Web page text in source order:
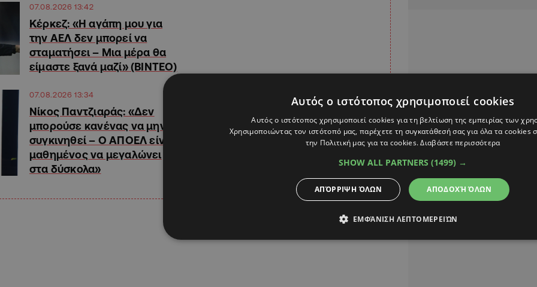
07.08.2026 13:42
Κέρκεζ: «Η αγάπη μου για
την ΑΕΛ δεν μπορεί να
σταματήσει – Μια μέρα θα
είμαστε ξανά μαζί» (ΒΙΝΤΕΟ)
07.08.2026 13:34
Νίκος Παντζιαράς: «Δεν
μπορούσε κανένας να μην
συγκινηθεί – Ο ΑΠΟΕΛ είναι
μαθημένος να μεγαλώνει
στα δύσκολα»
Αυτός ο ιστότοπος χρησιμοποιεί cookies
Αυτός ο ιστότοπος χρησιμοποιεί cookies για τη βελτίωση της εμπειρίας των
Χρησιμοποιώντας τον ιστότοπό μας, παρέχετε τη συγκατάθεσή σας για όλα τα cookies
την Πολιτική μας για τα cookies.Διαβάστε περισσότερα
SHOW ALL PARTNERS (1499) →
ΑΠΟΔΟΧΉ ΌΛΩΝ
ΑΠΌΡΡΙΨΗ ΌΛΩΝ
ΕΜΦΆΝΙΣΗ ΛΕΠΤΟΜΕΡΕΙΏΝ